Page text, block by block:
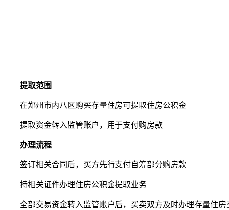
提取范围
在郑州市内八区购买存量住房可提取住房公积金
提取资金转入监管账户，用于支付购房款
办理流程
签订相关合同后，买方先行支付自筹部分购房款
持相关证件办理住房公积金提取业务
全部交易资金转入监管账户后，买卖双方及时办理存量住房